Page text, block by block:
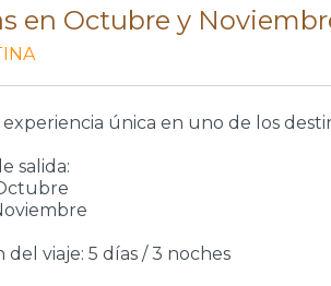
en Octubre y
experiencia única en uno de los
salida:
del viaje: 5 días / 3 noches